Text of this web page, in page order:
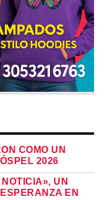
COMO UN
2026
UN
EN